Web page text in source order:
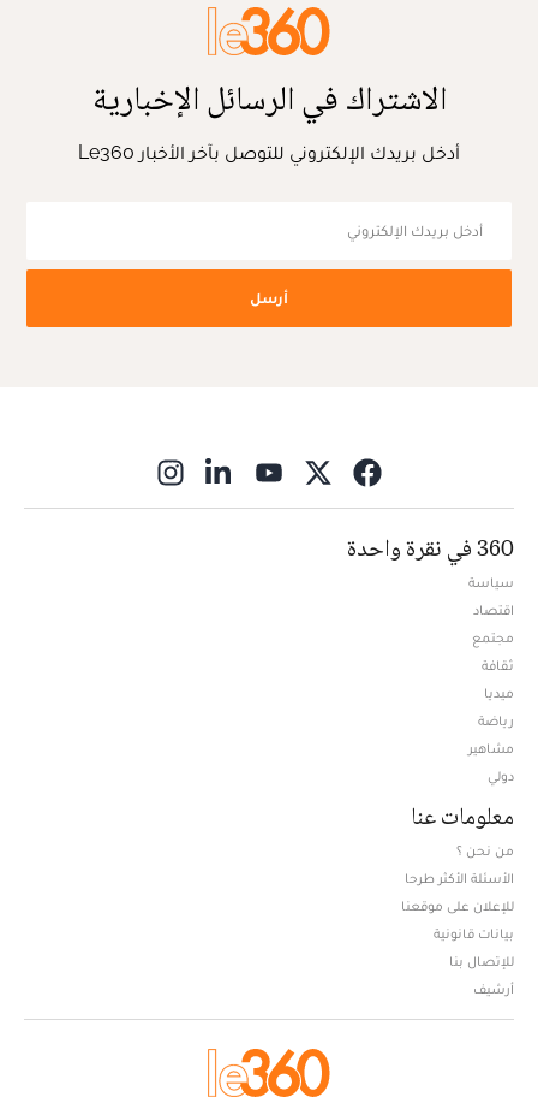
الاشتراك في الرسائل الإخبارية
أدخل بريدك الإلكتروني للتوصل بآخر الأخبار Le360
أرسل
360 في نقرة واحدة
سياسة
اقتصاد
مجتمع
ثقافة
ميديا
رياضة
مشاهير
دولي
معلومات عنا
من نحن ؟
الأسئلة الأكثر طرحا
للإعلان على موقعنا
بيانات قانونية
للإتصال بنا
أرشيف